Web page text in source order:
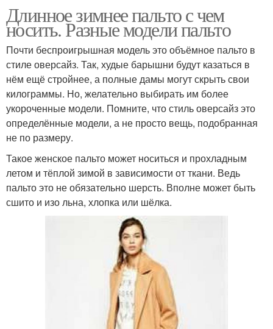
Длинное зимнее пальто с чем
носить. Разные модели пальто
Почти беспроигрышная модель это объёмное пальто в
стиле оверсайз. Так, худые барышни будут казаться в
нём ещё стройнее, а полные дамы могут скрыть свои
килограммы. Но, желательно выбирать им более
укороченные модели. Помните, что стиль оверсайз это
определённые модели, а не просто вещь, подобранная
не по размеру.
Такое женское пальто может носиться и прохладным
летом и тёплой зимой в зависимости от ткани. Ведь
пальто это не обязательно шерсть. Вполне может быть
сшито и изо льна, хлопка или шёлка.